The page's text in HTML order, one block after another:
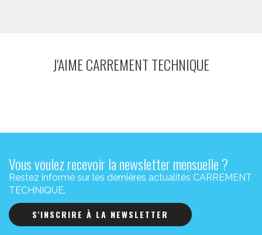
J'AIME CARREMENT TECHNIQUE
Vous voulez recevoir la newsletter mensuelle ?
Restez informé sur les dernières actualités CARREMENT
TECHNIQUE.
S'INSCRIRE À LA NEWSLETTER